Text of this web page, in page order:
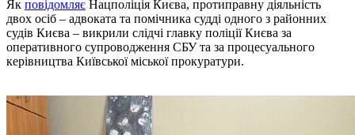
Як повідомляє Нацполіція Києва, протиправну діяльність
двох осіб – адвоката та помічника судді одного з районних
судів Києва – викрили слідчі главку поліції Києва за
оперативного супроводження СБУ та за процесуального
керівництва Київської міської прокуратури.